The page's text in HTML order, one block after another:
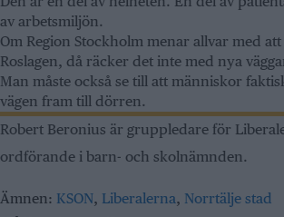
av arbetsmiljön.
Om Region Stockholm menar allvar med
Roslagen, då räcker det inte med nya
Man måste också se till att människor
vägen fram till dörren.
Robert Beronius är gruppledare för
ordförande i barn- och skolnämnden.
Ämnen: KSON, Liberalerna, Norrtälje stad